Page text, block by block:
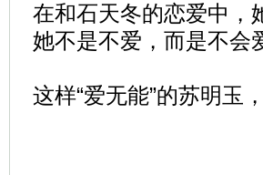
在和石天冬的恋爱中，
她不是不爱，而是不会
这样“爱无能”的苏明玉